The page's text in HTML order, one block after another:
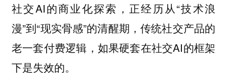
社交AI的商业化探索，正经历从“技术浪
漫”到“现实骨感”的清醒期，传统社交产品的
老一套付费逻辑，如果硬套在社交AI的框架
下是失效的。